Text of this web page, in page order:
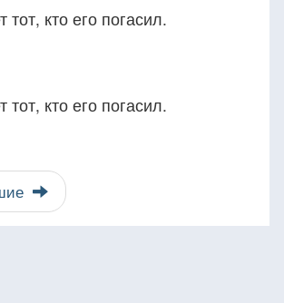
кто его погасил.
кто его погасил.